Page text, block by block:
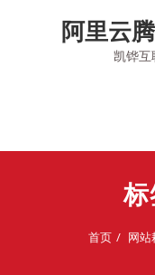
阿里云
凯铧互
首页 网